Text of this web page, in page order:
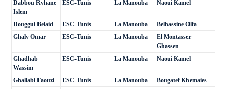
Dabbou Ryhane
Islem
ESC-Tunis La Manouba Naoui Kamel
Douggui Belaid ESC-Tunis La Manouba
Belhassine Olfa
Ghaly Omar
ESC-Tunis La Manouba
El Montasser
Ghassen
Ghadhab
Wassim
ESC-Tunis La Manouba Naoui Kamel
Ghallabi Faouzi ESC-Tunis La Manouba
Bougatef Khemaies